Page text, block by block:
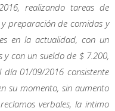
realizando tareas de
preparación de comidas y
en la actualidad, con un
con un sueldo de $ 7.200,
01/09/2016 consistente
su momento, sin aumento
verbales, la intimo